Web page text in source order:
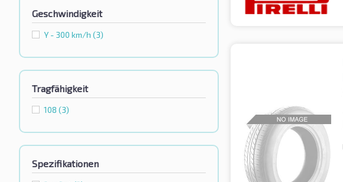
Geschwindigkeit
Y - 300 km/h (3)
Tragfähigkeit
108 (3)
Spezifikationen